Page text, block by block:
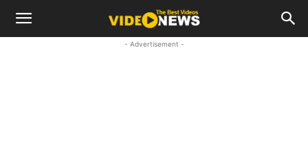
- Advertisement -